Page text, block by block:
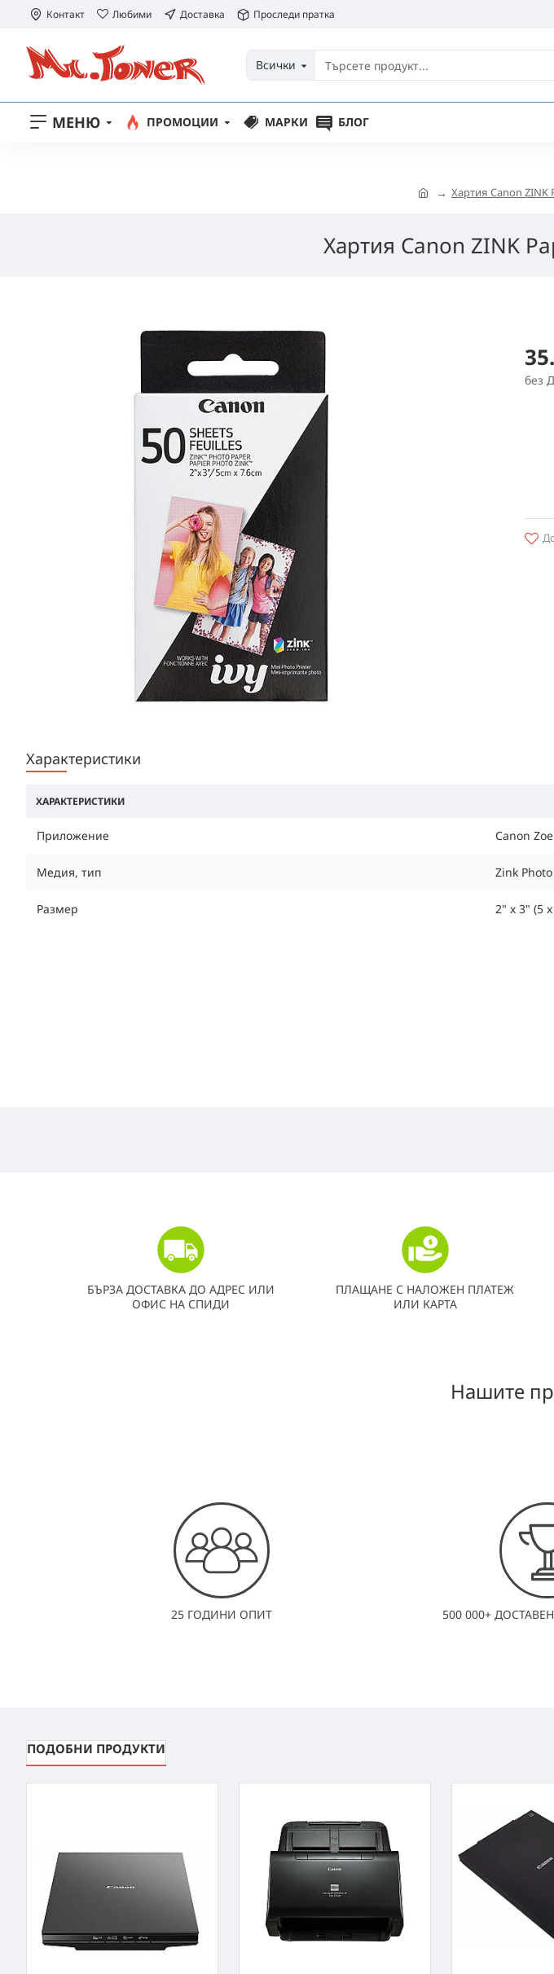
Контакт Любими Доставка Проследи пратка
Всички
МЕНЮ ПРОМОЦИИ МАРКИ БЛОГ
Хартия Canon ZINK
Хартия Canon ZINK
без
Характеристики
ХАРАКТЕРИСТИКИ
Приложение Canon
Медия, тип Zink Photo
Размер 2" x 3" (5
БЪРЗА ДОСТАВКА ДО АДРЕС ИЛИ
ОФИС НА СПИДИ
ПЛАЩАНЕ С НАЛОЖЕН ПЛАТЕЖ
ИЛИ КАРТА
Нашите
25 ГОДИНИ ОПИТ 500 000+
ПОДОБНИ ПРОДУКТИ